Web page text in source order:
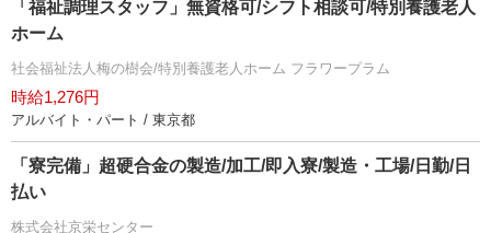
「福祉調理スタッフ」無資格可/シフト相談可/特別養護老人
ホーム
社会福祉法人梅の樹会/特別養護老人ホーム フラワープラム
時給1,276円
アルバイト・パート / 東京都
「寮完備」超硬合金の製造/加工/即入寮/製造・工場/日勤/日
払い
株式会社京栄センター